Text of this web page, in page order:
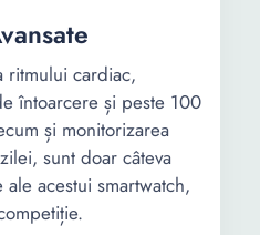
ritmului cardiac,
întoarcere și peste 100
și monitorizarea
sunt doar câteva
acestui smartwatch,